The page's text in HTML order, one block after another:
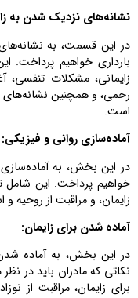
نشانه‌های نزدیک شدن به
در این قسمت، به
بارداری خواهیم پرداخت.
زایمانی، مشکلات
رحمی، و همچنین نشانه‌های
است.
آماده‌سازی روانی و فیزیکی:
در این بخش، به
خواهیم پرداخت. این شامل
زایمان، و مراقبت از روحیه
آماده شدن برای زایمان:
در این بخش، به آماده
نکاتی که مادران باید در
برای زایمان، مراقبت از